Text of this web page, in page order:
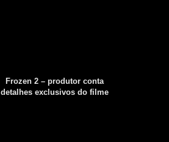
Frozen 2 – produtor conta
detalhes exclusivos do filme